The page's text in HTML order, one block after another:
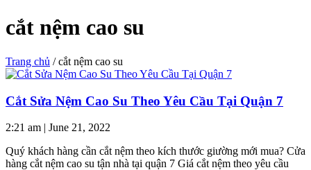
cắt nệm cao su
Trang chủ /cắt nệm cao su
Cắt Sửa Nệm Cao Su Theo Yêu Cầu Tại Quận 7
2:21 am | June 21, 2022
Quý khách hàng cần cắt nệm theo kích thước giường mới mua? Cửa
hàng cắt nệm cao su tận nhà tại quận 7 Giá cắt nệm theo yêu cầu